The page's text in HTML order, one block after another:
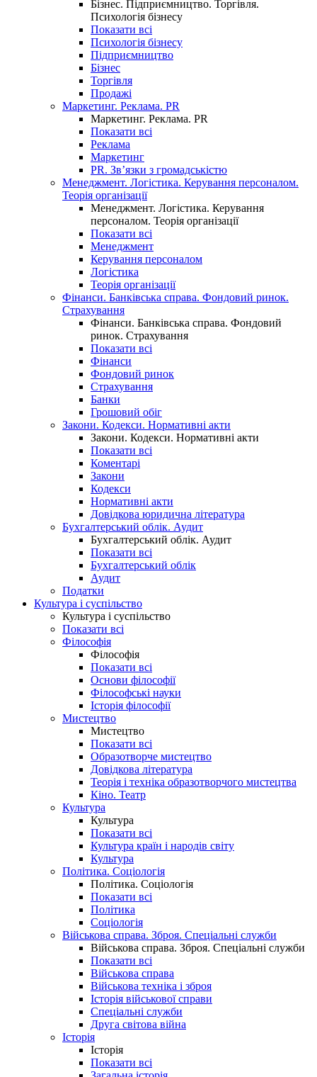
Бізнес. Підприємництво. Торгівля.
Психологія бізнесу
Показати всі
Психологія бізнесу
Підприємництво
Бізнес
Торгівля
Продажі
Маркетинг. Реклама. PR
Маркетинг. Реклама. PR
Показати всі
Реклама
Маркетинг
PR. Зв’язки з громадськістю
Менеджмент. Логістика. Керування персоналом.
Теорія організації
Менеджмент. Логістика. Керування
персоналом. Теорія організації
Показати всі
Менеджмент
Керування персоналом
Логістика
Теорія організації
Фінанси. Банківська справа. Фондовий ринок.
Страхування
Фінанси. Банківська справа. Фондовий
ринок. Страхування
Показати всі
Фінанси
Фондовий ринок
Страхування
Банки
Грошовий обіг
Закони. Кодекси. Нормативні акти
Закони. Кодекси. Нормативні акти
Показати всі
Коментарі
Закони
Кодекси
Нормативні акти
Довідкова юридична література
Бухгалтерський облік. Аудит
Бухгалтерський облік. Аудит
Показати всі
Бухгалтерський облік
Аудит
Податки
Культура і суспільство
Культура і суспільство
Показати всі
Філософія
Філософія
Показати всі
Основи філософії
Філософські науки
Історія філософії
Мистецтво
Мистецтво
Показати всі
Образотворче мистецтво
Довідкова література
Теорія і техніка образотворчого мистецтва
Кіно. Театр
Культура
Культура
Показати всі
Культура країн і народів світу
Культура
Політика. Соціологія
Політика. Соціологія
Показати всі
Політика
Соціологія
Військова справа. Зброя. Спеціальні служби
Військова справа. Зброя. Спеціальні служби
Показати всі
Військова справа
Військова техніка і зброя
Історія військової справи
Спеціальні служби
Друга світова війна
Історія
Історія
Показати всі